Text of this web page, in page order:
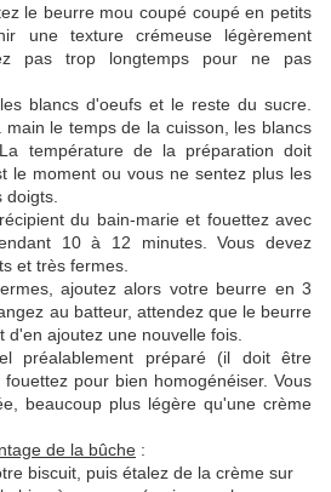
le beurre mou coupé coupé en petits
une texture crémeuse légèrement
pas trop longtemps pour ne pas
blancs d'oeufs et le reste du sucre.
le temps de la cuisson, les blancs
température de la préparation doit
le moment ou vous ne sentez plus les
du bain-marie et fouettez avec
10 à 12 minutes. Vous devez
et très fermes.
ajoutez alors votre beurre en 3
au batteur, attendez que le beurre
ajoutez une nouvelle fois.
préalablement préparé (il doit être
pour bien homogénéiser. Vous
beaucoup plus légère qu'une crème
de la bûche :
biscuit, puis étalez de la crème sur